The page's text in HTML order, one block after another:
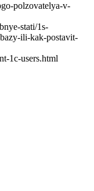
polzovatelya-v-
stati/1s-
ili-kak-postavit-
1c-users.html